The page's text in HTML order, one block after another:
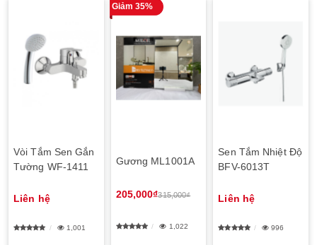
Vòi Tắm Sen Gắn
Tường WF-1411
Liên hệ
1,001
Gương ML1001A
205,000₫315,000₫
Giảm 35%
1,022
Sen Tắm Nhiệt Độ
BFV-6013T
Liên hệ
996